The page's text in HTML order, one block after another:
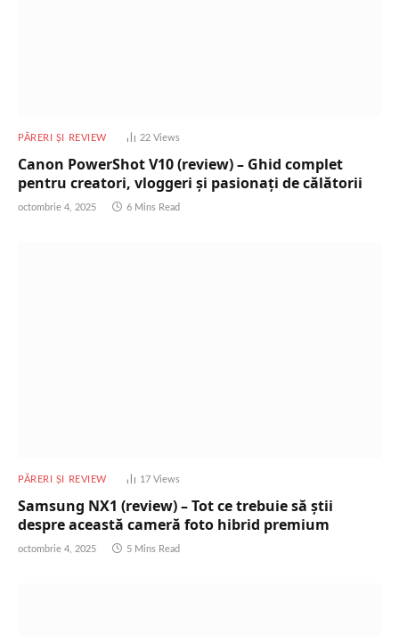
PĂRERI ȘI REVIEW 22 Views
Canon PowerShot V10 (review) – Ghid complet
pentru creatori, vloggeri și pasionați de călătorii
octombrie 4, 2025 6 Mins Read
PĂRERI ȘI REVIEW 17 Views
Samsung NX1 (review) – Tot ce trebuie să știi
despre această cameră foto hibrid premium
octombrie 4, 2025 5 Mins Read